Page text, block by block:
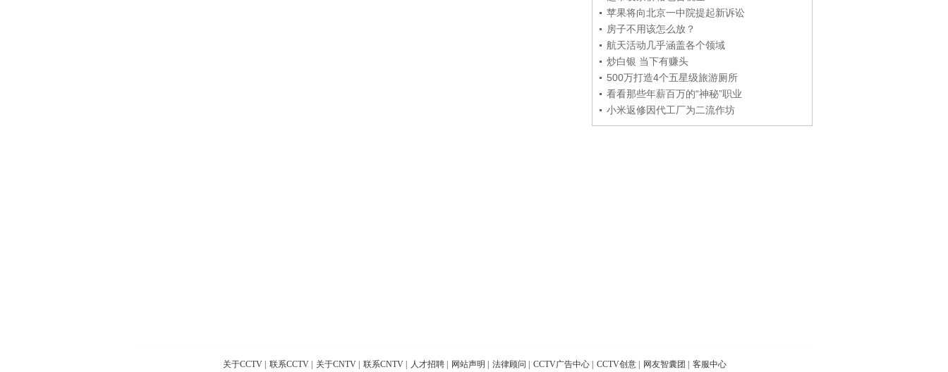
苹果将向北京一中院提起新诉讼
房子不用该怎么放？
航天活动几乎涵盖各个领域
炒白银 当下有赚头
500万打造4个五星级旅游厕所
看看那些年薪百万的“神秘”职业
小米返修因代工厂为二流作坊
关于CCTV 联系CCTV 关于CNTV 联系CNTV 人才招聘 网站声明 法律顾问 CCTV广告中心 CCTV创意 网友智囊团 客服中心